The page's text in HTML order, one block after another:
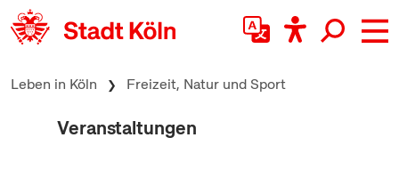
zum Inhalt springen
Leben in Köln Freizeit, Natur und Sport
Veranstaltungen